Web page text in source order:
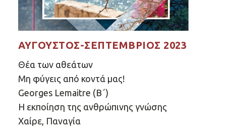
ΑΎΓΟΥΣΤΟΣ-ΣΕΠΤΈΜΒΡΙΟΣ 2023
Θέα των αθεάτων
Μη φύγεις από κοντά μας!
Georges Lemaitre (Β΄)
Η εκποίηση της ανθρώπινης γνώσης
Χαίρε, Παναγία